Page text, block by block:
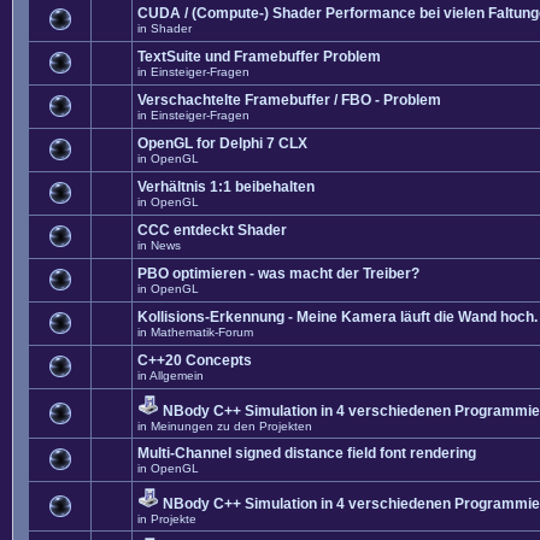
CUDA / (Compute-) Shader Performance bei vielen
in Shader
TextSuite und Framebuffer Problem
in Einsteiger-Fragen
Verschachtelte Framebuffer / FBO - Problem
in Einsteiger-Fragen
OpenGL for Delphi 7 CLX
in OpenGL
Verhältnis 1:1 beibehalten
in OpenGL
CCC entdeckt Shader
in News
PBO optimieren - was macht der Treiber?
in OpenGL
Kollisions-Erkennung - Meine Kamera läuft die Wand hoch.
in Mathematik-Forum
C++20 Concepts
in Allgemein
NBody C++ Simulation in 4 verschiedenen
in Meinungen zu den Projekten
Multi-Channel signed distance field font rendering
in OpenGL
NBody C++ Simulation in 4 verschiedenen
in Projekte